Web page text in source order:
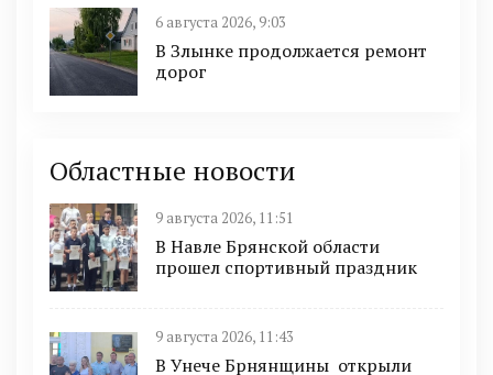
6 августа 2026, 9:03
В Злынке продолжается ремонт
дорог
Областные новости
9 августа 2026, 11:51
В Навле Брянской области
прошел спортивный праздник
9 августа 2026, 11:43
В Унече Брнянщины открыли